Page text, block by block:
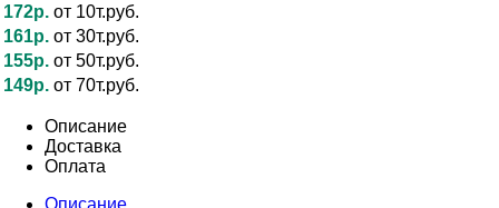
172р. от 10т.руб.
161р. от 30т.руб.
155р. от 50т.руб.
149р. от 70т.руб.
Описание
Доставка
Оплата
Описание